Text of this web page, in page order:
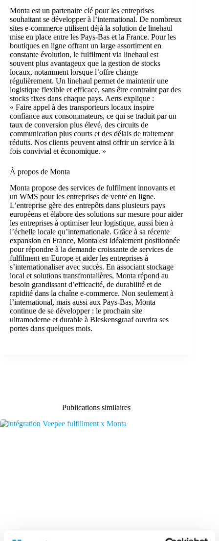
Monta est un partenaire clé pour les entreprises
souhaitant se développer à l’international. De nombreux
sites e-commerce utilisent déjà la solution de linehaul
mise en place entre les Pays-Bas et la France. Pour les
boutiques en ligne offrant un large assortiment en
constante évolution, le fulfilment via linehaul est
souvent plus avantageux que la gestion de stocks
locaux, notamment lorsque l’offre change
régulièrement. Un linehaul permet de maintenir une
logistique flexible et efficace, sans être contraint par des
stocks fixes dans chaque pays. Aerts explique :
« Faire appel à des transporteurs locaux inspire
confiance aux consommateurs, ce qui se traduit par un
taux de conversion plus élevé, des circuits de
communication plus courts et des délais de traitement
réduits. Nos clients peuvent ainsi offrir un service à la
fois convivial et économique. »
À propos de Monta
Monta propose des services de fulfilment innovants et
un WMS pour les entreprises de vente en ligne.
L’entreprise gère des entrepôts dans plusieurs pays
européens et élabore des solutions sur mesure pour aider
les entreprises à optimiser leur logistique, aussi bien à
l’échelle locale qu’internationale. Grâce à sa récente
expansion en France, Monta est idéalement positionnée
pour répondre à la demande croissante de services de
fulfilment en Europe et aider les entreprises à
s’internationaliser avec succès. En associant stockage
local et solutions transfrontalières, Monta répond au
besoin grandissant d’efficacité, de durabilité et de
rapidité dans la chaîne e-commerce. Non seulement à
l’international, mais aussi aux Pays-Bas, Monta
continue de se développer : le prochain site
ultramoderne et durable à Bleskensgraaf ouvrira ses
portes dans quelques mois.
Publications similaires